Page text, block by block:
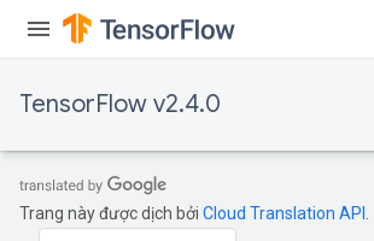
TensorFlow v2.4.0
Trang này được dịch bởi Cloud Translation API